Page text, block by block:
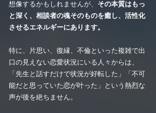
想像するかもしれませんが、 その本質はもっ
と深く、相談者の魂そのものを癒し、活性化
させるエネルギーにあります。
特に、片思い、復縁、不倫といった複雑で出
口の見えない恋愛状況にいる人々からは、
「先生と話すだけで状況が好転した」「不可
能だと思っていた恋が叶った」という熱烈な
声が後を絶ちません。